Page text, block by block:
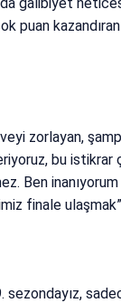
puan
zorlayan,
bu istikrar
Ben
finale
sezondayız,